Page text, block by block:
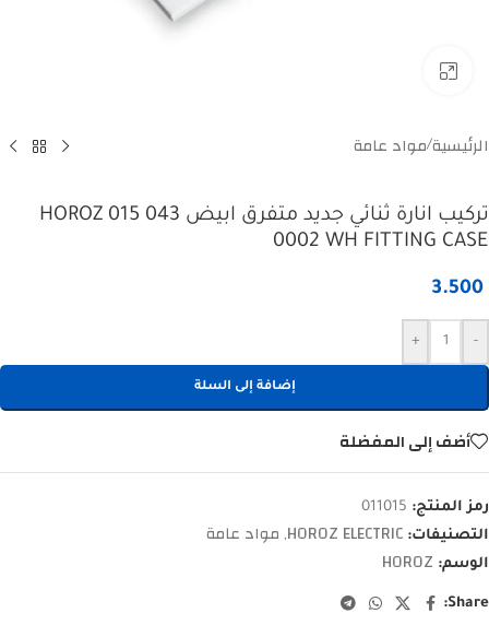
الرئيسية/مواد عامة
تركيب انارة ثنائي جديد متفرق ابيض HOROZ 015 043
0002 WH FITTING CASE
3.500
-
+
إضافة إلى السلة
أضف إلى المفضلة
رمز المنتج: 011015
التصنيفات: HOROZ ELECTRIC
, مواد عامة
الوسم: HOROZ
Share: